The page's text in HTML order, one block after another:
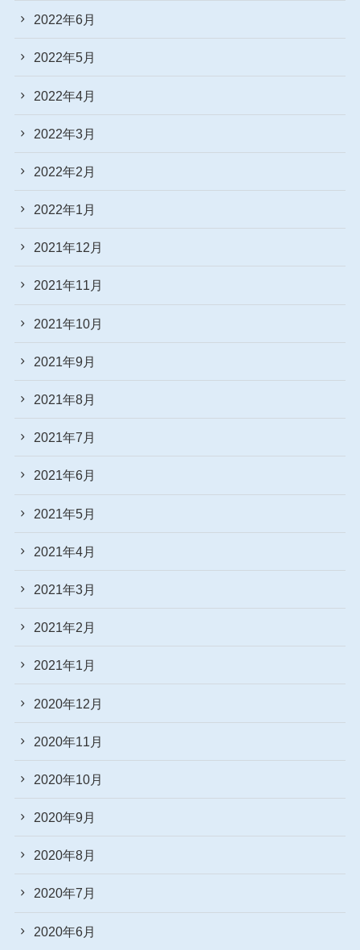
2022年6月
2022年5月
2022年4月
2022年3月
2022年2月
2022年1月
2021年12月
2021年11月
2021年10月
2021年9月
2021年8月
2021年7月
2021年6月
2021年5月
2021年4月
2021年3月
2021年2月
2021年1月
2020年12月
2020年11月
2020年10月
2020年9月
2020年8月
2020年7月
2020年6月